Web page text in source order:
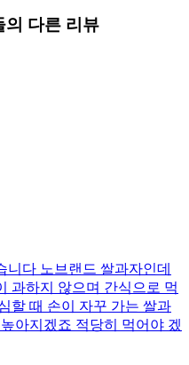
의 다른 리뷰
다 노브랜드 쌀과자인데
과하지 않으며 간식으로 먹
할 때 손이 자꾸 가는 쌀과
아지겠죠 적당히 먹어야 겠